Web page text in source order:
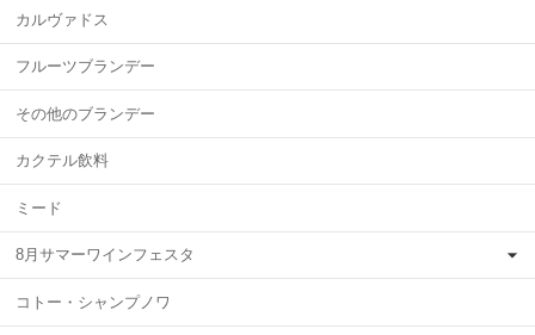
カルヴァドス
フルーツブランデー
その他のブランデー
カクテル飲料
ミード
8月サマーワインフェスタ
コトー・シャンプノワ